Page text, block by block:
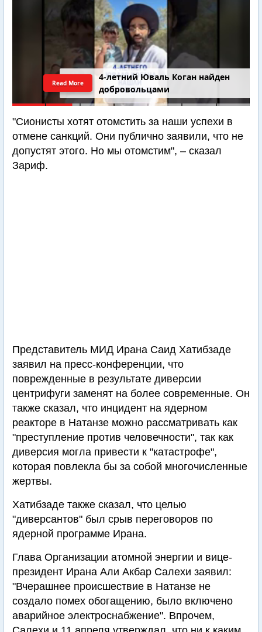
4-летний Юваль Коган найден
добровольцами
Read More
"Сионисты хотят отомстить за наши успехи в
отмене санкций. Они публично заявили, что не
допустят этого. Но мы отомстим", – сказал
Зариф.
Представитель МИД Ирана Саид Хатибзаде
заявил на пресс-конференции, что
поврежденные в результате диверсии
центрифуги заменят на более современные. Он
также сказал, что инцидент на ядерном
реакторе в Натанзе можно рассматривать как
"преступление против человечности", так как
диверсия могла привести к "катастрофе",
которая повлекла бы за собой многочисленные
жертвы.
Хатибзаде также сказал, что целью
"диверсантов" был срыв переговоров по
ядерной программе Ирана.
Глава Организации атомной энергии и вице-
президент Ирана Али Акбар Салехи заявил:
"Вчерашнее происшествие в Натанзе не
создало помех обогащению, было включено
аварийное электроснабжение". Впрочем,